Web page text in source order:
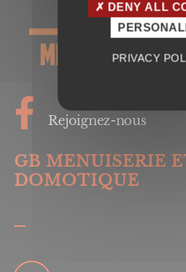
Rejoignez-nous
GB MENUISERIE
DOMOTIQUE
DENY ALL
PRIVACY